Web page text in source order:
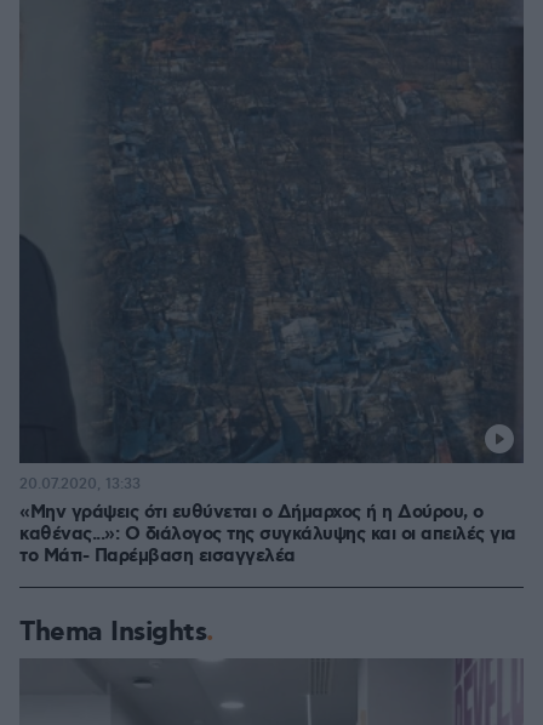
«Μην γράψεις ότι ευθύνεται ο Δήμαρχος ή η Δούρου, ο
καθένας...»: Ο διάλογος της συγκάλυψης και οι απειλές για
το Μάτι- Παρέμβαση εισαγγελέα
20.07.2020, 13:33
Thema Insights